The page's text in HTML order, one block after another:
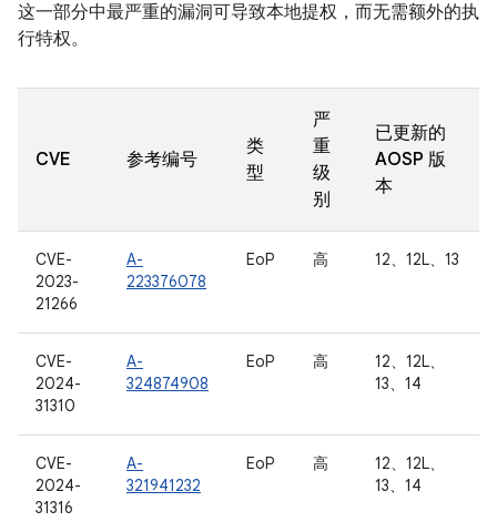
这一部分中最严重的漏洞可导致本地提权，而无需额外的执
行特权。
CVE 参考编号
类
型
严
重
级
别
已更新的
AOSP 版
本
CVE-
2023-
21266
A-
223376078
EoP 高 12、12L、13
CVE-
2024-
31310
A-
324874908
EoP 高
12、12L、
13、14
CVE-
2024-
31316
A-
321941232
EoP 高
12、12L、
13、14